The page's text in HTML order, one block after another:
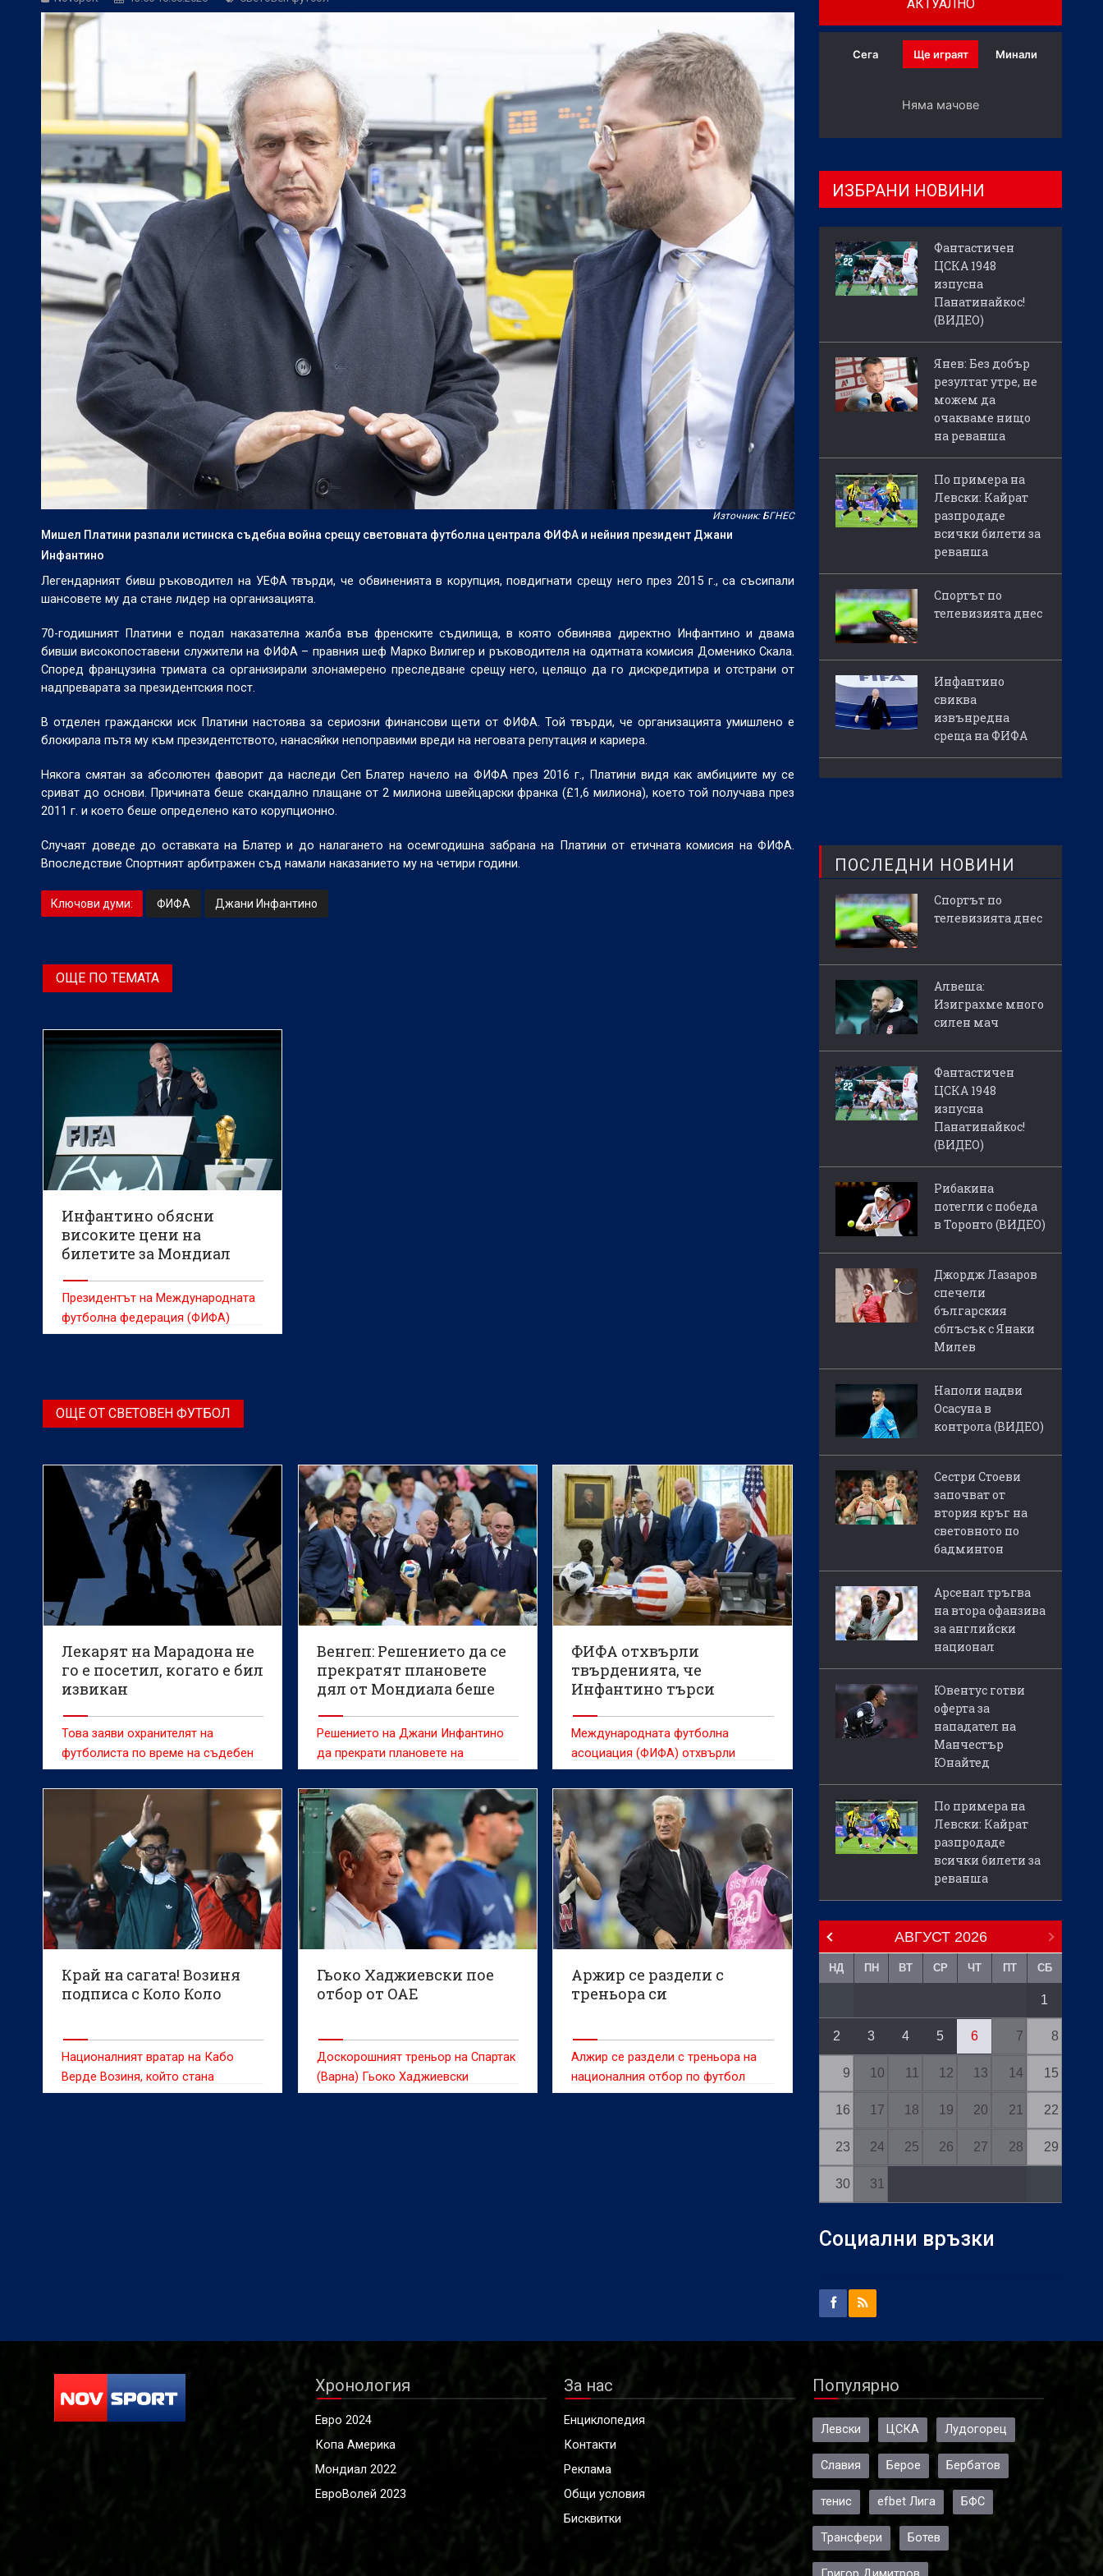
БГ Футбол:Янев: Без добър резултат утре, не можем да очакваме нищо на реванша
По примера на Левски: Кайрат разпродаде всички билети за реванша
Източник: БГНЕС
Мишел Платини разпали истинска съдебна война срещу световната футболна централа ФИФА и нейния президент Джани
Инфантино
Легендарният бивш ръководител на УЕФА твърди, че обвиненията в корупция, повдигнати срещу него през 2015 г., са съсипали
шансовете му да стане лидер на организацията.
70-годишният Платини е подал наказателна жалба във френските съдилища, в която обвинява директно Инфантино и двама
бивши високопоставени служители на ФИФА – правния шеф Марко Вилигер и ръководителя на одитната комисия Доменико Скала.
Според французина тримата са организирали злонамерено преследване срещу него, целящо да го дискредитира и отстрани от
надпреварата за президентския пост.
В отделен граждански иск Платини настоява за сериозни финансови щети от ФИФА. Той твърди, че организацията умишлено е
блокирала пътя му към президентството, нанасяйки непоправими вреди на неговата репутация и кариера.
Някога смятан за абсолютен фаворит да наследи Сеп Блатер начело на ФИФА през 2016 г., Платини видя как амбициите му се
сриват до основи. Причината беше скандално плащане от 2 милиона швейцарски франка (£1,6 милиона), което той получава през
2011 г. и което беше определено като корупционно.
Случаят доведе до оставката на Блатер и до налагането на осемгодишна забрана на Платини от етичната комисия на ФИФА.
Впоследствие Спортният арбитражен съд намали наказанието му на четири години.
Ключови думи: ФИФА Джани Инфантино
ОЩЕ ПО ТЕМАТА
Инфантино обясни
високите цени на
билетите за Мондиал
Президентът на Международната
футболна федерация (ФИФА)
Джани Инфантино заяви, че
оправдава цените на билетите за
Световното първенство
препродажба, пише агенция
Reuters
ОЩЕ ОТ СВЕТОВЕН ФУТБОЛ
Лекарят на Марадона не
го е посетил, когато е бил
извикан
Това заяви охранителят на
футболиста по време на съдебен
процес
Венгеп: Решението да се
прекратят плановете
дял от Мондиала беше
Решението на Джани Инфантино
да прекрати плановете на
Международната футболна
асоциация (ФИФА) за продажба на
маркетингови дялове на световни
първенства "бе напълно
наложително и отвъд въпрос",
категоричен е легендарният
треньор Арсен Венгер.
ФИФА отхвърли
твърденията, че
Инфантино търси
Международната футболна
асоциация (ФИФА) отхвърли
медийните спекулации, че
президентът й Джани Инфантино
търси помощ от американския
държавен глава Доналд Тръмп в
опит да спаси поста си.
Край на сагата! Возиня
подписа с Коло Коло
Националният вратар на Кабо
Верде Возиня, който стана
сензация в социалните мрежи по
Гьоко Хаджиевски пое
отбор от ОАЕ
Доскорошният треньор на Спартак
(Варна) Гьоко Хаджиевски
пристигна днес в столицата на
Аржир се раздели с
треньора си
Алжир се раздели с треньора на
националния отбор по футбол
Владимр Петкович късно снощи,
АКТУАЛНО
Сега Ще играят Минали
Няма мачове
ИЗБРАНИ НОВИНИ
Фантастичен
ЦСКА 1948
изпусна
Панатинайкос!
(ВИДЕО)
Янев: Без добър
резултат утре, не
можем да
очакваме нищо
на реванша
По примера на
Левски: Кайрат
разпродаде
всички билети за
реванша
Спортът по
телевизията днес
Инфантино
свиква
извънредна
среща на ФИФА
ПОСЛЕДНИ НОВИНИ
Спортът по
телевизията днес
Алвеша:
Изиграхме много
силен мач
Фантастичен
ЦСКА 1948
изпусна
Панатинайкос!
(ВИДЕО)
Рибакина
потегли с победа
в Торонто (ВИДЕО)
Джордж Лазаров
спечели
българския
сблъсък с Янаки
Милев
Наполи надви
Осасуна в
контрола (ВИДЕО)
Сестри Стоеви
започват от
втория кръг на
световното по
бадминтон
Арсенал тръгва
на втора офанзива
за английски
национал
Ювентус готви
оферта за
нападател на
Манчестър
Юнайтед
По примера на
Левски: Кайрат
разпродаде
всички билети за
реванша
АВГУСТ 2026
НД ПН ВТ СР ЧТ ПТ СБ
1
2 3 4 5 6 7 8
9 10 11 12 13 14 15
16 17 18 19 20 21 22
23 24 25 26 27 28 29
30 31
Социални връзки
Хронология
Евро 2024
Копа Америка
Мондиал 2022
ЕвроВолей 2023
За нас
Енциклопедия
Контакти
Реклама
Общи условия
Бисквитки
Популярно
Левски ЦСКА Лудогорец
Славия Берое Бербатов
тенис efbet Лига БФС
Трансфери Ботев